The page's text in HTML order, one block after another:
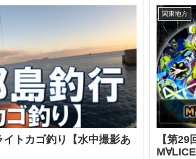
イトカゴ釣り【水中撮影あ
関東地方
【第